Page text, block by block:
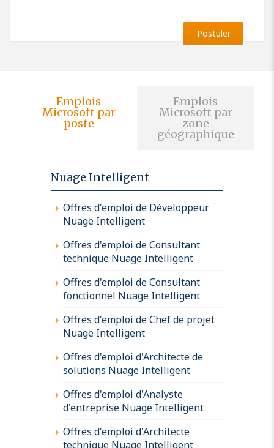
Postuler
Emplois
Microsoft par
poste
Emplois
Microsoft par
zone
géographique
Nuage Intelligent
Offres d'emploi de Développeur
Nuage Intelligent
Offres d'emploi de Consultant
technique Nuage Intelligent
Offres d'emploi de Consultant
fonctionnel Nuage Intelligent
Offres d'emploi de Chef de projet
Nuage Intelligent
Offres d'emploi d'Architecte de
solutions Nuage Intelligent
Offres d'emploi d'Analyste
d'entreprise Nuage Intelligent
Offres d'emploi d'Architecte
technique Nuage Intelligent